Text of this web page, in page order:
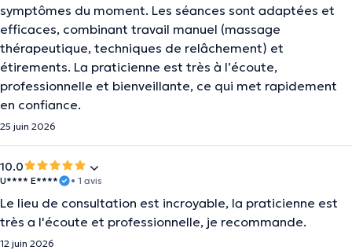
symptômes du moment. Les séances sont adaptées et
efficaces, combinant travail manuel (massage
thérapeutique, techniques de relâchement) et
étirements. La praticienne est très à l’écoute,
professionnelle et bienveillante, ce qui met rapidement
en confiance.
25 juin 2026
10.0
U**** E**** • 1 avis
Le lieu de consultation est incroyable, la praticienne est
très a l'écoute et professionnelle, je recommande.
12 juin 2026